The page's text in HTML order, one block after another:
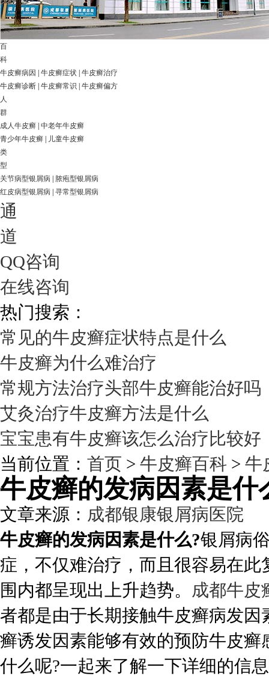
百
科
牛皮癣病因
牛皮癣症状 牛皮癣治疗
牛皮癣诊断 牛皮癣常识
牛皮癣偏方
人
群
成人牛皮癣 中老年牛皮癣
青少年牛皮癣
儿童牛皮癣
类
型
关节病型银屑病
脓疱型银屑病
红皮病型银屑病 寻常型银屑病
通
道
QQ咨询
在线咨询
热门搜索：
常见的牛皮癣症状特点是什么
牛皮癣为什么难治疗
常规方法治疗头部牛皮癣能治好吗
艾灸治疗牛皮癣方法是什么
宝宝患有牛皮癣该怎么治疗比较好
当前位置： 首页 > 牛皮癣百科 > 牛
牛皮癣的发病因素是什
文章来源： 成都银康银屑病医院
牛皮癣的发病因素是什么?银屑病
症，不仅难治疗，而且很容易在
围内都呈现出上升趋势。 成都牛皮
者都是由于长期接触牛皮癣病发
癣诱发因素能够有效的预防牛皮
什么呢?一起来了解一下详细的信